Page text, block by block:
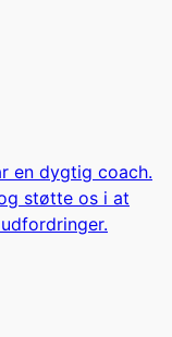
en dygtig coach.
støtte os i at